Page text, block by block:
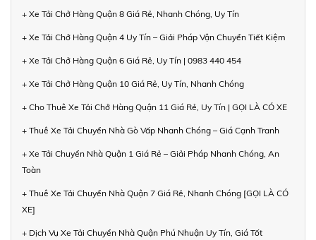
+ Xe Tải Chở Hàng Quận 8 Giá Rẻ, Nhanh Chóng, Uy Tín
+ Xe Tải Chở Hàng Quận 4 Uy Tín – Giải Pháp Vận Chuyển Tiết Kiệm
+ Xe Tải Chở Hàng Quận 6 Giá Rẻ, Uy Tín | 0983 440 454
+ Xe Tải Chở Hàng Quận 10 Giá Rẻ, Uy Tín, Nhanh Chóng
+ Cho Thuê Xe Tải Chở Hàng Quận 11 Giá Rẻ, Uy Tín | GỌI LÀ CÓ XE
+ Thuê Xe Tải Chuyển Nhà Gò Vấp Nhanh Chóng – Giá Cạnh Tranh
+ Xe Tải Chuyển Nhà Quận 1 Giá Rẻ – Giải Pháp Nhanh Chóng, An
Toàn
+ Thuê Xe Tải Chuyển Nhà Quận 7 Giá Rẻ, Nhanh Chóng [GỌI LÀ CÓ
XE]
+ Dịch Vụ Xe Tải Chuyển Nhà Quận Phú Nhuận Uy Tín, Giá Tốt